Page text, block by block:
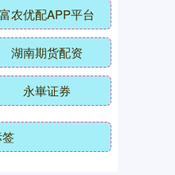
富农优配APP平台
湖南期货配资
永崋证券